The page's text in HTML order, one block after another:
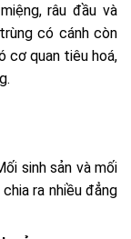
râu đầu và
có cánh còn
cơ quan tiêu hoá,
sinh sản và mối
ra nhiều đẳng